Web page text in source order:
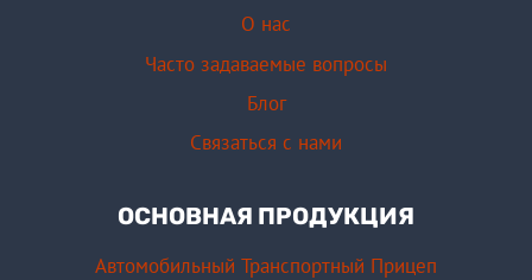
О нас
Часто задаваемые вопросы
Блог
Связаться с нами
ОСНОВНАЯ ПРОДУКЦИЯ
Автомобильный Транспортный Прицеп